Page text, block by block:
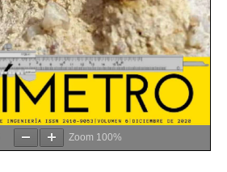
Zoom 100%